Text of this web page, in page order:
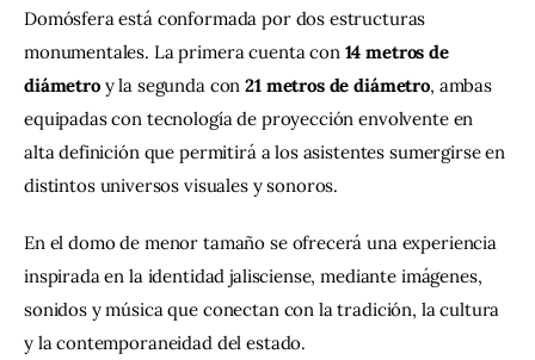
Domósfera está conformada por dos estructuras
monumentales. La primera cuenta con 14 metros de
diámetro y la segunda con 21 metros de diámetro, ambas
equipadas con tecnología de proyección envolvente en
alta definición que permitirá a los asistentes sumergirse en
distintos universos visuales y sonoros.
En el domo de menor tamaño se ofrecerá una experiencia
inspirada en la identidad jalisciense, mediante imágenes,
sonidos y música que conectan con la tradición, la cultura
y la contemporaneidad del estado.